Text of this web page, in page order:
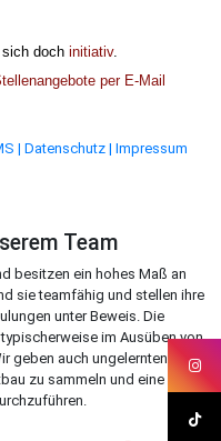
| Datenschutz | Impressum
Team
besitzen ein hohes Maß an
sie teamfähig und stellen ihre
unter Beweis. Die
im Ausüben von
geben auch ungelernten die
zu sammeln und eine